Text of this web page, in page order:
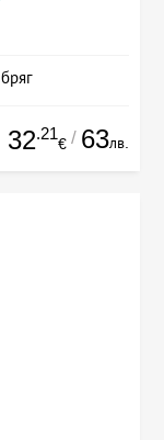
32.21
€ / 63лв.